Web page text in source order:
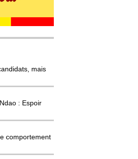
mais
: Espoir
comportement